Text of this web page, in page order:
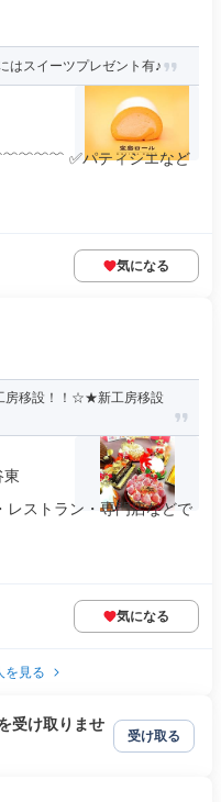
はスイーツプレゼント有♪
✅パティシエなど
気になる
房移設！！☆★新工房移設
東
ストラン・専門店などで
気になる
を見る
受け取りませ
受け取る